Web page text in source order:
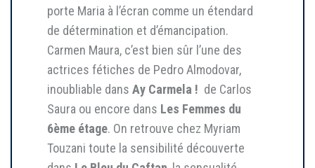
porte Maria à l’écran comme un étendard
de détermination et d’émancipation.
Carmen Maura, c’est bien sûr l’une des
actrices fétiches de Pedro Almodovar,
inoubliable dans Ay Carmela ! de Carlos
Saura ou encore dans Les Femmes du
6ème étage. On retrouve chez Myriam
Touzani toute la sensibilité découverte